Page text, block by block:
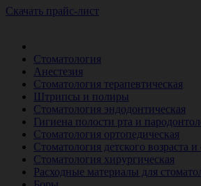
Скачать прайс-лист
Стоматология
Анестезия
Стоматология терапевтическая
Штрипсы и полиры
Стоматология эндодонтическая
Гигиена полости рта и
Стоматология ортопедическая
Стоматология детского возраста
Стоматология хирургическая
Расходные материалы для